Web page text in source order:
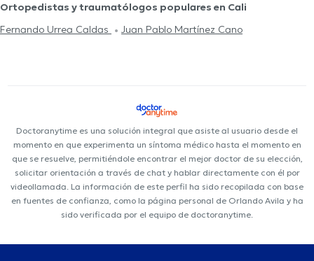
Ortopedistas y traumatólogos populares en Cali
Fernando Urrea Caldas
Juan Pablo Martínez Cano
Doctoranytime es una solución integral que asiste al usuario desde el
momento en que experimenta un síntoma médico hasta el momento en
que se resuelve, permitiéndole encontrar el mejor doctor de su elección,
solicitar orientación a través de chat y hablar directamente con él por
videollamada. La información de este perfil ha sido recopilada con base
en fuentes de confianza, como la página personal de Orlando Avila y ha
sido verificada por el equipo de doctoranytime.